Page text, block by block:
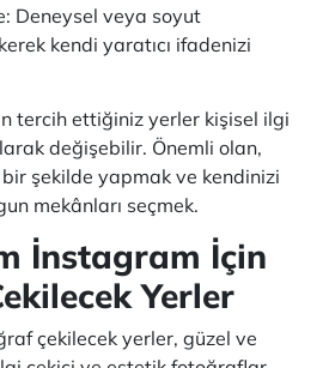
Deneysel veya soyut
kendi yaratıcı ifadenizi
tercih ettiğiniz yerler kişisel ilgi
değişebilir. Önemli olan,
bir şekilde yapmak ve kendinizi
mekânları seçmek.
İnstagram İçin
Yerler
çekilecek yerler, güzel ve